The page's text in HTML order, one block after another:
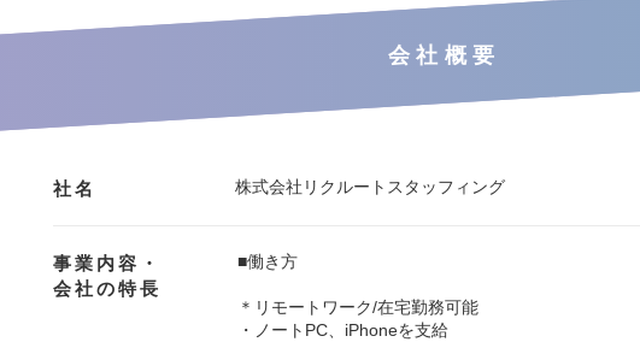
会社概要
社名 株式会社リクルートスタッフィング
事業内容・
会社の特長
■働き方
＊リモートワーク/在宅勤務可能
・ノートPC、iPhoneを支給